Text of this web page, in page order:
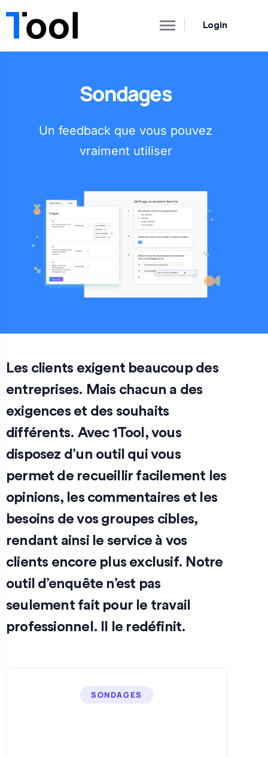
Login
Sondages
Un feedback que vous pouvez
vraiment utiliser
Les clients exigent beaucoup des
entreprises. Mais chacun a des
exigences et des souhaits
différents. Avec 1Tool, vous
disposez d’un outil qui vous
permet de recueillir facilement les
opinions, les commentaires et les
besoins de vos groupes cibles,
rendant ainsi le service à vos
clients encore plus exclusif. Notre
outil d’enquête n’est pas
seulement fait pour le travail
professionnel. Il le redéfinit.
SONDAGES